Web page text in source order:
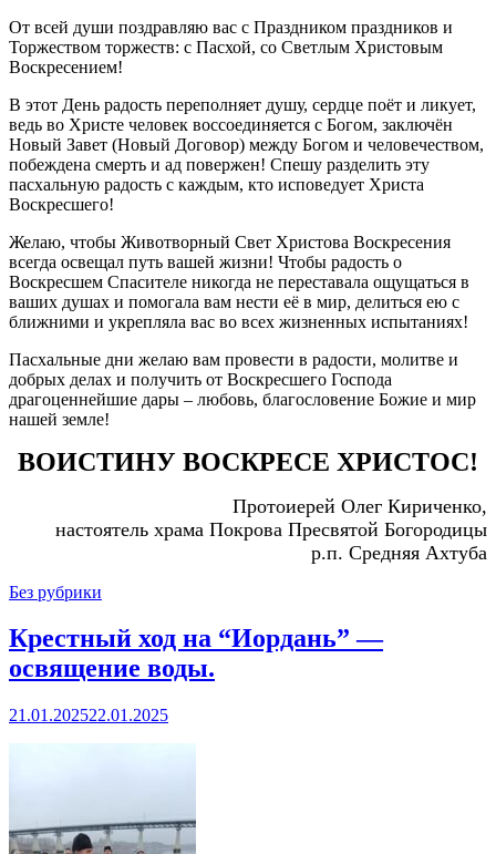
От всей души поздравляю вас с Праздником праздников и
Торжеством торжеств: с Пасхой, со Светлым Христовым
Воскресением!
В этот День радость переполняет душу, сердце поёт и ликует,
ведь во Христе человек воссоединяется с Богом, заключён
Новый Завет (Новый Договор) между Богом и человечеством,
побеждена смерть и ад повержен! Спешу разделить эту
пасхальную радость с каждым, кто исповедует Христа
Воскресшего!
Желаю, чтобы Животворный Свет Христова Воскресения
всегда освещал путь вашей жизни! Чтобы радость о
Воскресшем Спасителе никогда не переставала ощущаться в
ваших душах и помогала вам нести её в мир, делиться ею с
ближними и укрепляла вас во всех жизненных испытаниях!
Пасхальные дни желаю вам провести в радости, молитве и
добрых делах и получить от Воскресшего Господа
драгоценнейшие дары – любовь, благословение Божие и мир
нашей земле!
ВОИСТИНУ ВОСКРЕСЕ ХРИСТОС!
Протоиерей Олег Кириченко,
настоятель храма Покрова Пресвятой Богородицы
р.п. Средняя Ахтуба
Без рубрики
Крестный ход на “Иордань” —
освящение воды.
21.01.202522.01.2025